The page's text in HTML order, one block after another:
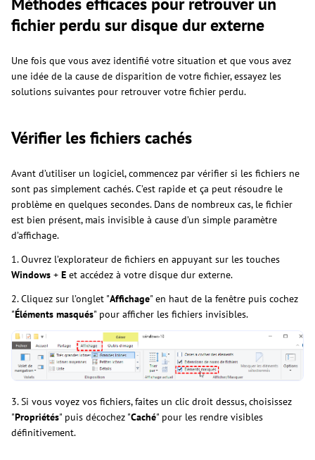
fichier perdu sur disque dur externe
Une fois que vous avez identifié votre situation et que vous avez
une idée de la cause de disparition de votre fichier, essayez les
solutions suivantes pour retrouver votre fichier perdu.
Vérifier les fichiers cachés
Avant d’utiliser un logiciel, commencez par vérifier si les fichiers ne
sont pas simplement cachés. C’est rapide et ça peut résoudre le
problème en quelques secondes. Dans de nombreux cas, le fichier
est bien présent, mais invisible à cause d’un simple paramètre
d’affichage.
1. Ouvrez l’explorateur de fichiers en appuyant sur les touches
Windows + E et accédez à votre disque dur externe.
2. Cliquez sur l’onglet "Affichage" en haut de la fenêtre puis cochez
"Éléments masqués" pour afficher les fichiers invisibles.
3. Si vous voyez vos fichiers, faites un clic droit dessus, choisissez
"Propriétés" puis décochez "Caché" pour les rendre visibles
définitivement.